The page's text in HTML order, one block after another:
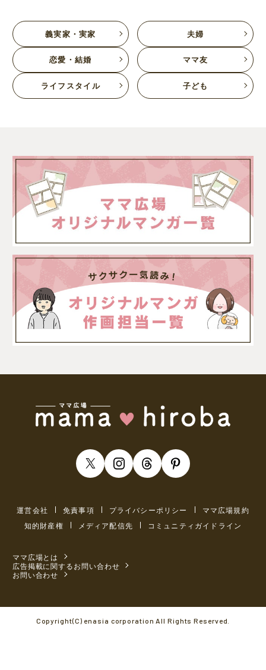
義実家・実家 夫婦
恋愛・結婚 ママ友
ライフスタイル 子ども
運営会社 免責事項 プライバシーポリシー
ママ広場規約
知的財産権
メディア配信先 コミュニティガイドライン
ママ広場とは
広告掲載に関するお問い合わせ
お問い合わせ
Copyright(C) enasia corporation All Rights Reserved.